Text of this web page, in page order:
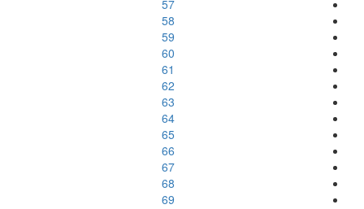
57
58
59
60
61
62
63
64
65
66
67
68
69